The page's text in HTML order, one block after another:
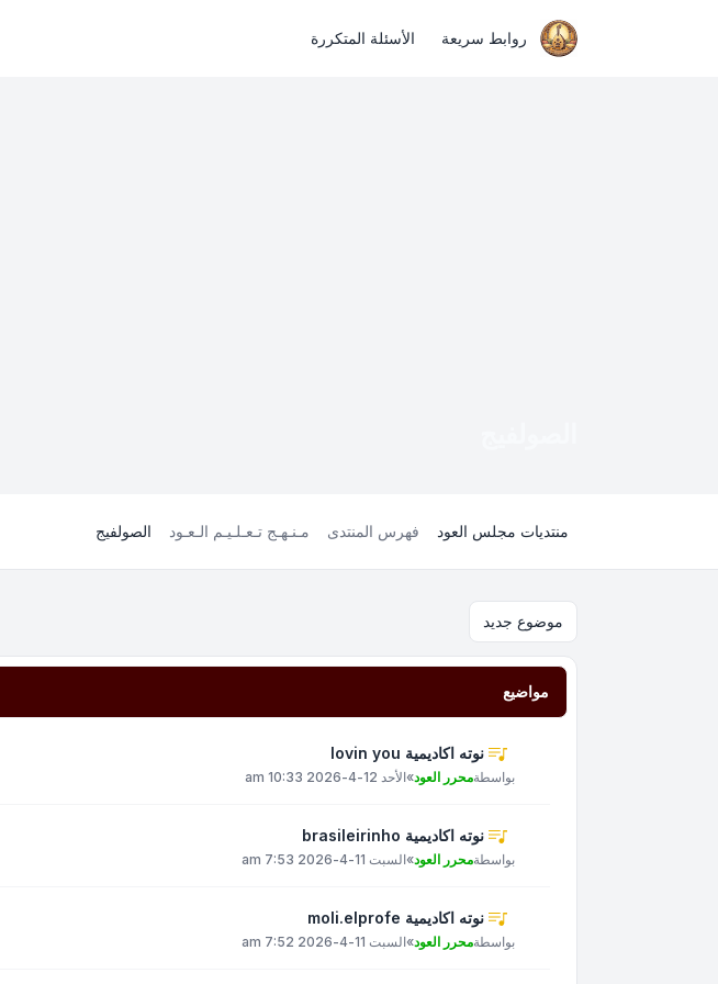
روابط سريعة الأسئلة المتكررة
منتديات مجلس العود فهرس المنتدى مـنـهـج تـعـلـيـم الـعـود الصولفيج
موضوع جديد
مواضيع
نوته اكاديمية lovin you
بواسطةمحرر العود»الأحد 12-4-2026 10:33 am
نوته اكاديمية brasileirinho
بواسطةمحرر العود»السبت 11-4-2026 7:53 am
نوته اكاديمية moli.elprofe
بواسطةمحرر العود»السبت 11-4-2026 7:52 am